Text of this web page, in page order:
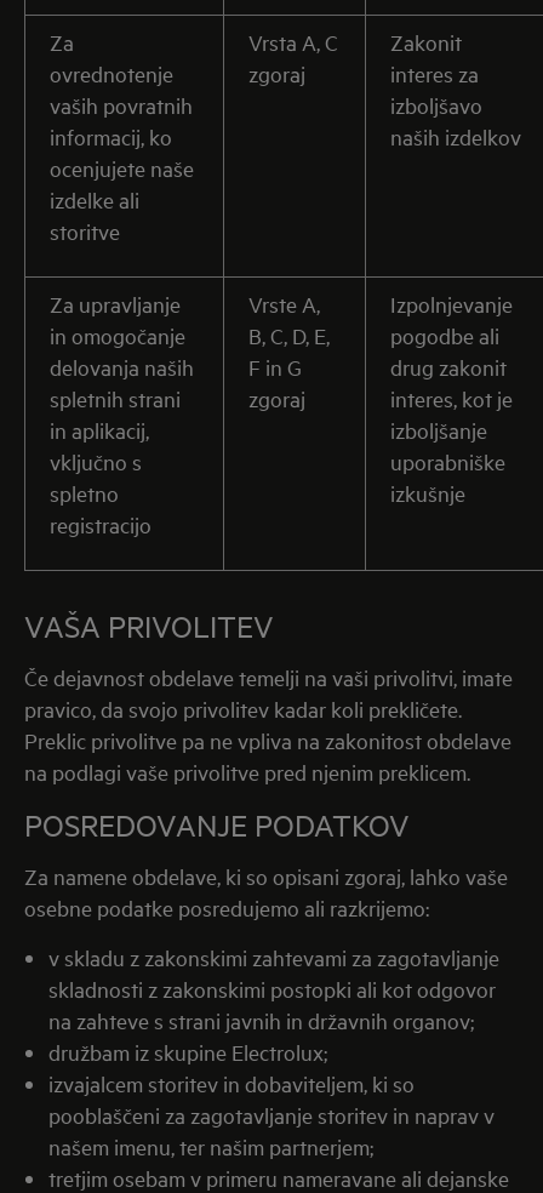
Za
ovrednotenje
vaših povratnih
informacij, ko
ocenjujete naše
izdelke ali
storitve
Vrsta A, C
zgoraj
Zakonit
interes za
izboljšavo
naših izdelkov
Za upravljanje
in omogočanje
delovanja naših
spletnih strani
in aplikacij,
vključno s
spletno
registracijo
Vrste A,
B, C, D, E,
F in G
zgoraj
Izpolnjevanje
pogodbe ali
drug zakonit
interes, kot je
izboljšanje
uporabniške
izkušnje
VAŠA PRIVOLITEV
Če dejavnost obdelave temelji na vaši privolitvi, imate
pravico, da svojo privolitev kadar koli prekličete.
Preklic privolitve pa ne vpliva na zakonitost obdelave
na podlagi vaše privolitve pred njenim preklicem.
POSREDOVANJE PODATKOV
Za namene obdelave, ki so opisani zgoraj, lahko vaše
osebne podatke posredujemo ali razkrijemo:
v skladu z zakonskimi zahtevami za zagotavljanje
skladnosti z zakonskimi postopki ali kot odgovor
na zahteve s strani javnih in državnih organov;
družbam iz skupine Electrolux;
izvajalcem storitev in dobaviteljem, ki so
pooblaščeni za zagotavljanje storitev in naprav v
našem imenu, ter našim partnerjem;
tretjim osebam v primeru nameravane ali dejanske